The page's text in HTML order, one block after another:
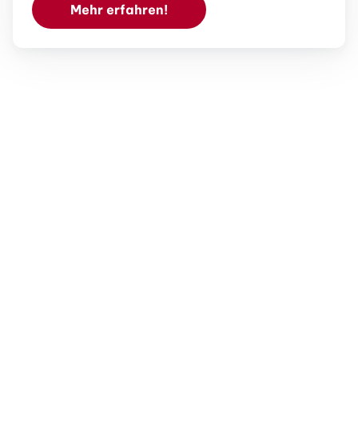
Mehr erfahren!